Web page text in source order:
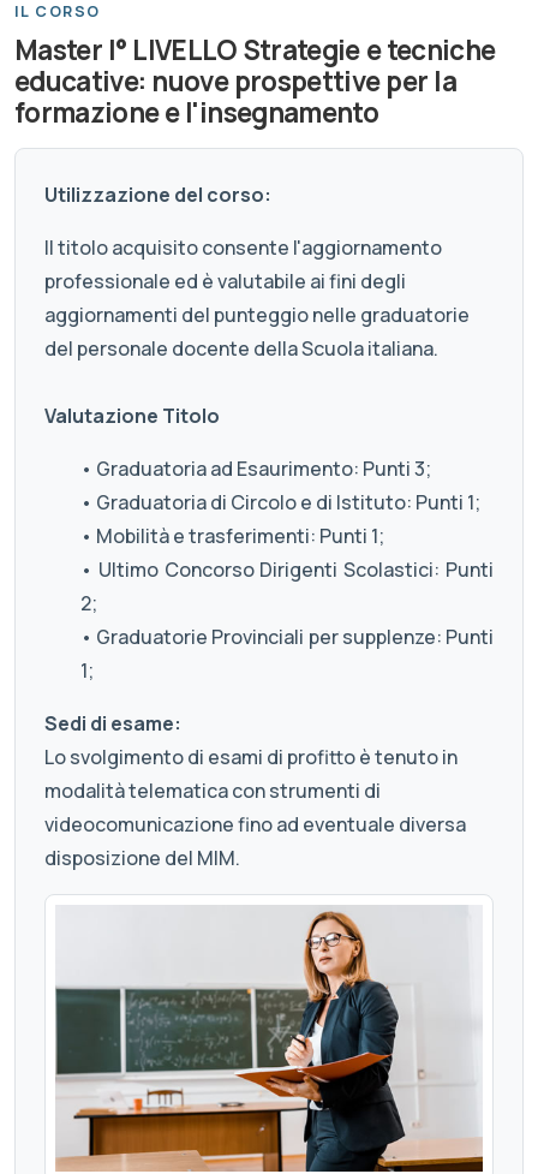
IL CORSO
Master I° LIVELLO Strategie e tecniche
educative: nuove prospettive per la
formazione e l'insegnamento
Utilizzazione del corso:
Il titolo acquisito consente l'aggiornamento
professionale ed è valutabile ai fini degli
aggiornamenti del punteggio nelle graduatorie
del personale docente della Scuola italiana.
Valutazione Titolo
• Graduatoria ad Esaurimento: Punti 3;
• Graduatoria di Circolo e di Istituto: Punti 1;
• Mobilità e trasferimenti: Punti 1;
• Ultimo Concorso Dirigenti Scolastici: Punti
2;
• Graduatorie Provinciali per supplenze: Punti
1;
Sedi di esame:
Lo svolgimento di esami di profitto è tenuto in
modalità telematica con strumenti di
videocomunicazione fino ad eventuale diversa
disposizione del MIM.